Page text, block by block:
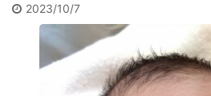
2023/10/7